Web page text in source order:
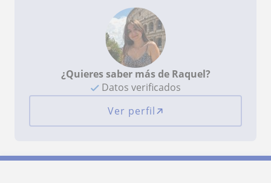
¿Quieres saber más de Raquel?
Datos verificados
Ver perfil